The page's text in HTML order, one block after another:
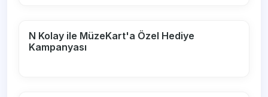
N Kolay ile MüzeKart'a Özel Hediye
Kampanyası